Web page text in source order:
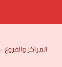
المراكز والفروع